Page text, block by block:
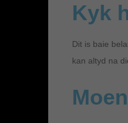
Kyk
Dit is baie
kan altyd na